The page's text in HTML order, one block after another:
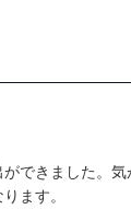
できました。
ます。